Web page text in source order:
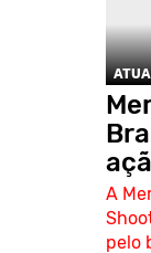
A
pelo